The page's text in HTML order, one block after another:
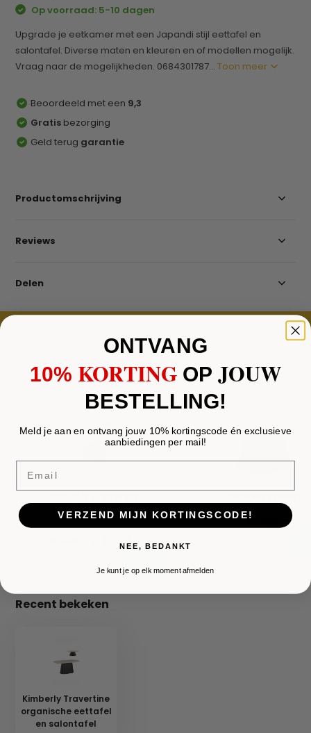
Op voorraad: 5-10 dagen
Upgrade je eetkamer met een Japandi stijl eettafel en
salontafel. Diverse maten en kleuren en of modellen mogelijk.
Vraag naar de mogelijkheden. 0684301787...Toon meer
Beoordeeld met een 9,3
Gratis bezorging
Geld terug garantie
Productomschrijving
Reviews
Delen
Vaak samen besteld
organische eettafel en
salontafel
€ 1.295,-
€ 595,-
Recent bekeken
Kimberly Travertine
organische eettafel
en salontafel
ONTVANG
10% KORTING OPJOUW
BESTELLING!
Meld je aan en ontvang jouw 10% kortingscode én exclusieve
aanbiedingen per mail!
VERZEND MIJN KORTINGSCODE!
NEE, BEDANKT
Je kunt je op elk moment afmelden